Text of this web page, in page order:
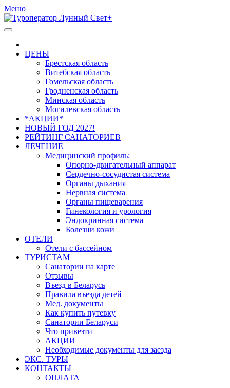
Меню
ЦЕНЫ
Брестская область
Витебская область
Гомельская область
Гродненская область
Минская область
Могилевская область
*АКЦИИ*
НОВЫЙ ГОД 2027!
РЕЙТИНГ САНАТОРИЕВ
ЛЕЧЕНИЕ
Медицинский профиль:
Опорно-двигательный аппарат
Сердечно-сосудистая система
Органы дыхания
Нервная система
Органы пищеварения
Гинекология и урология
Эндокринная система
Болезни кожи
ОТЕЛИ
Отели с бассейном
ТУРИСТАМ
Санатории на карте
Отзывы
Въезд в Беларусь
Правила въезда детей
Мед. документы
Как купить путевку
Санатории Беларуси
Что привезти
АКЦИИ
Необходимые документы для заезда
ЭКС. ТУРЫ
КОНТАКТЫ
ОПЛАТА